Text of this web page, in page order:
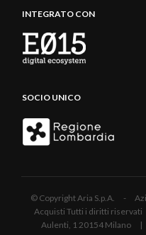
INTEGRATO CON
SOCIO UNICO
© Copyright Aria S.p.A. -
Acquisti Tutti i diritti
Aulenti, 1 20154 Milano